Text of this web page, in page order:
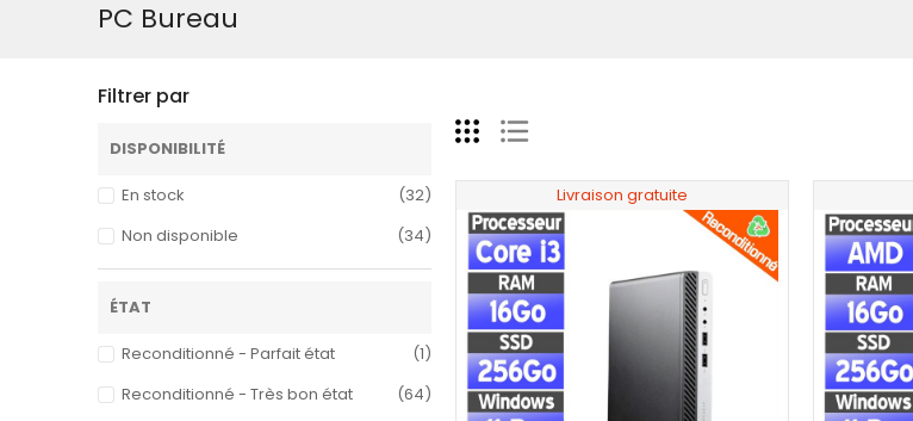
PC Bureau
Filtrer par
DISPONIBILITÉ
En stock
(32)
Non disponible
(34)
ÉTAT
Reconditionné - Parfait état
(1)
Reconditionné - Très bon état
(64)
Livraison gratuite